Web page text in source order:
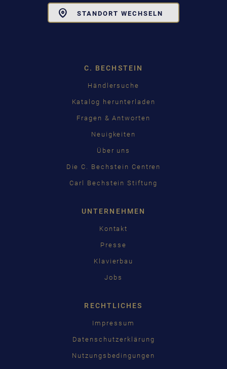
STANDORT WECHSELN
C. BECHSTEIN
Händlersuche
Katalog herunterladen
Fragen & Antworten
Neuigkeiten
Über uns
Die C. Bechstein Centren
Carl Bechstein Stiftung
UNTERNEHMEN
Kontakt
Presse
Klavierbau
Jobs
RECHTLICHES
Impressum
Datenschutzerklärung
Nutzungsbedingungen